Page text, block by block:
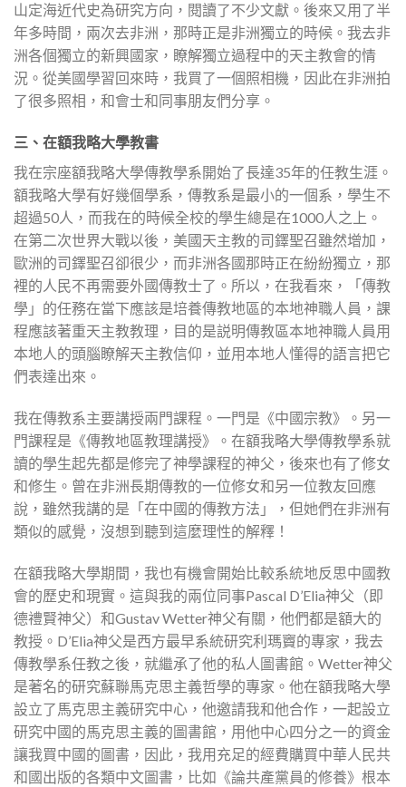
山定海近代史為研究方向，閱讀了不少文獻。後來又用了半
年多時間，兩次去非洲，那時正是非洲獨立的時候。我去非
洲各個獨立的新興國家，瞭解獨立過程中的天主教會的情
況。從美國學習回來時，我買了一個照相機，因此在非洲拍
了很多照相，和會士和同事朋友們分享。
三、在額我略大學教書
我在宗座額我略大學傳教學系開始了長達35年的任教生涯。
額我略大學有好幾個學系，傳教系是最小的一個系，學生不
超過50人，而我在的時候全校的學生總是在1000人之上。
在第二次世界大戰以後，美國天主教的司鐸聖召雖然增加，
歐洲的司鐸聖召卻很少，而非洲各國那時正在紛紛獨立，那
裡的人民不再需要外國傳教士了。所以，在我看來，「傳教
學」的任務在當下應該是培養傳教地區的本地神職人員，課
程應該著重天主教教理，目的是説明傳教區本地神職人員用
本地人的頭腦瞭解天主教信仰，並用本地人懂得的語言把它
們表達出來。
我在傳教系主要講授兩門課程。一門是《中國宗教》。另一
門課程是《傳教地區教理講授》。在額我略大學傳教學系就
讀的學生起先都是修完了神學課程的神父，後來也有了修女
和修生。曾在非洲長期傳教的一位修女和另一位教友回應
說，雖然我講的是「在中國的傳教方法」，但她們在非洲有
類似的感覺，沒想到聽到這麼理性的解釋！
在額我略大學期間，我也有機會開始比較系統地反思中國教
會的歷史和現實。這與我的兩位同事Pascal D’Elia神父（即
德禮賢神父）和Gustav Wetter神父有關，他們都是額大的
教授。D’Elia神父是西方最早系統研究利瑪竇的專家，我去
傳教學系任教之後，就繼承了他的私人圖書館。Wetter神父
是著名的研究蘇聯馬克思主義哲學的專家。他在額我略大學
設立了馬克思主義研究中心，他邀請我和他合作，一起設立
研究中國的馬克思主義的圖書館，用他中心四分之一的資金
讓我買中國的圖書，因此，我用充足的經費購買中華人民共
和國出版的各類中文圖書，比如《論共產黨員的修養》根本